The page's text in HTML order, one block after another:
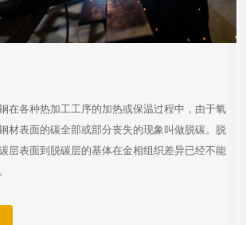
在各种热加工工序的加热或保温过程中，由于氧
材表面的碳全部或部分丧失的现象叫做脱碳。脱
层表面到脱碳层的基体在金相组织差异已经不能